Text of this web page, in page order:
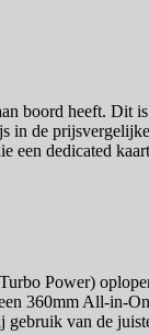
boord heeft.
de
een dedicated
Power)
360mm All-in-
van de